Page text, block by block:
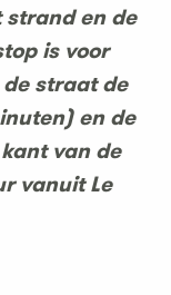
strand en de
is voor
straat de
en de
van de
vanuit Le